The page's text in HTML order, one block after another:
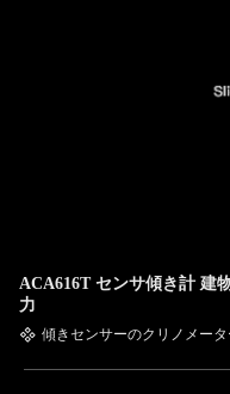
ACA616T センサ傾き計 建
力
傾きセンサーのクリノメータ